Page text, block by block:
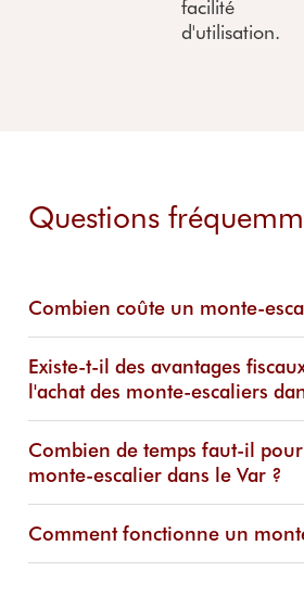
facilité
d'utilisation.
Questions
Combien coûte un monte-
Existe-t-il des avantages
l'achat des monte-escaliers
Combien de temps faut-il
monte-escalier dans le Var ?
Comment fonctionne un